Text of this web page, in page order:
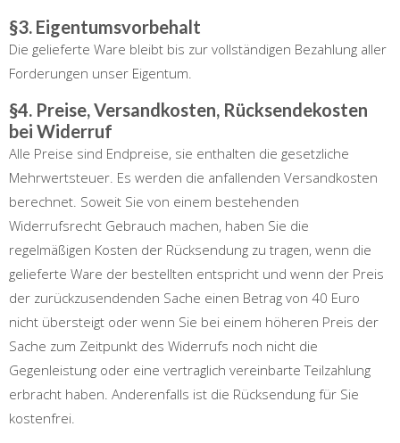
§3. Eigentumsvorbehalt
Die gelieferte Ware bleibt bis zur vollständigen Bezahlung aller
Forderungen unser Eigentum.
§4. Preise, Versandkosten, Rücksendekosten
bei Widerruf
Alle Preise sind Endpreise, sie enthalten die gesetzliche
Mehrwertsteuer. Es werden die anfallenden Versandkosten
berechnet. Soweit Sie von einem bestehenden
Widerrufsrecht Gebrauch machen, haben Sie die
regelmäßigen Kosten der Rücksendung zu tragen, wenn die
gelieferte Ware der bestellten entspricht und wenn der Preis
der zurückzusendenden Sache einen Betrag von 40 Euro
nicht übersteigt oder wenn Sie bei einem höheren Preis der
Sache zum Zeitpunkt des Widerrufs noch nicht die
Gegenleistung oder eine vertraglich vereinbarte Teilzahlung
erbracht haben. Anderenfalls ist die Rücksendung für Sie
kostenfrei.